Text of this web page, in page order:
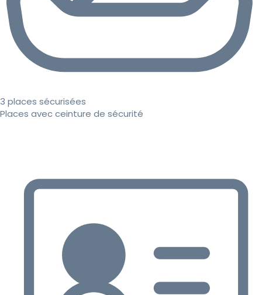
3 places sécurisées
Places avec ceinture de sécurité